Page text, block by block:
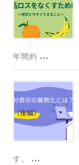
年間約 ...
す。 ...